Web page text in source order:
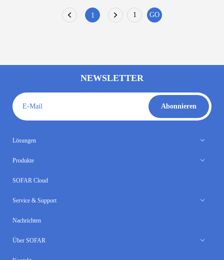
NEWSLETTER
E-Mail Abonnieren
Lösungen
Produkte
SOFAR Cloud
Service & Support
Nachrichten
Über SOFAR